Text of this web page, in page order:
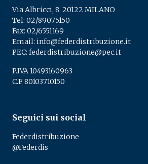
Via Albricci, 8 ­ 20122 MILANO
Tel: 02/89075150
Fax: 02/6551169
Email: info@federdistribuzione.it
PEC: federdistribuzione@pec.it
P.IVA 10493160963
C.F. 80103710150
Seguici sui social
Federdistribuzione
@Federdis